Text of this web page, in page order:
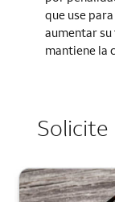
que use
aumentar su
mantiene la